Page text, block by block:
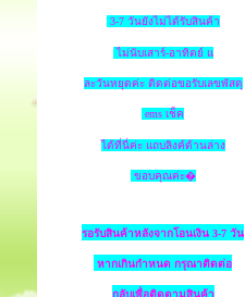
3-7 วันยังไม่ได้รับสินค้า
ไม่นับเสาร์-อาทิตย์ แ
ละวันหยุดค่ะ ติดต่อขอรับเลขพัสดุ
ems เช็ค
ได้ที่นี่ค่ะ แถบลิงค์ด้านล่าง
ขอบคุณค่ะ�
รอรับสินค้าหลังจากโอนเงิน 3-7 วัน
หากเกินกำหนด กรุณาติดต่อ
กลับเพื่อติดตามสินค้า